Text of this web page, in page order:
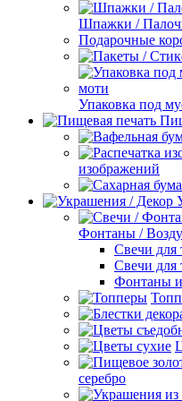
Шпажки /
Подарочные
Упаковка под
изображений
Фонтаны /
Свечи для
Свечи
Фонтаны и
серебро